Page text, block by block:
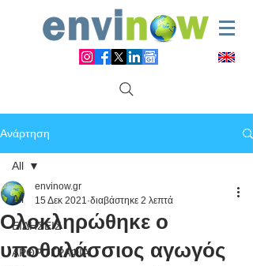
Ανάρτηση
All
ΕΙΔΗΣΕΙΣ
ΑΡΘΡΟΓΡΑΦΙΑ
All
Ολοκληρώθηκε ο
υποθαλάσσιος αγωγός
envinow.gr
15 Δεκ 2021 διαβάστηκε 2 λεπτά